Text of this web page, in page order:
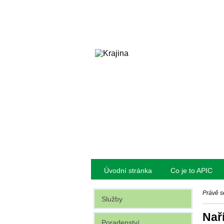
Úvodní stránka Co je to APIC
Právě
Služby